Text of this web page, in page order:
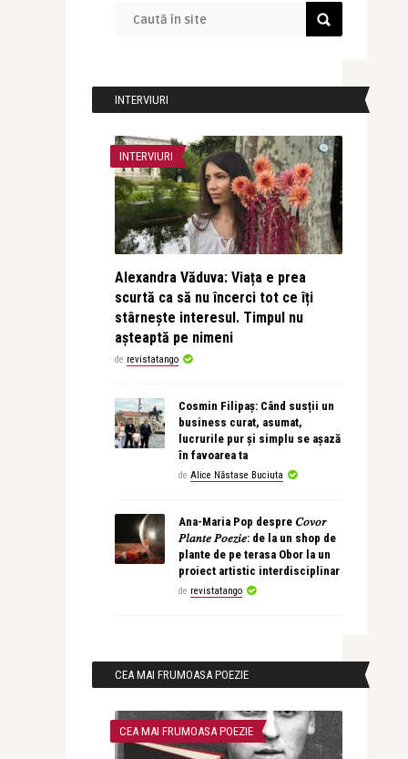
INTERVIURI
INTERVIURI
Alexandra Văduva: Viața e prea
scurtă ca să nu încerci tot ce îți
stârnește interesul. Timpul nu
așteaptă pe nimeni
de revistatango
Cosmin Filipaș: Când susții un
business curat, asumat,
lucrurile pur și simplu se așază
în favoarea ta
de Alice Năstase Buciuta
Ana-Maria Pop despre 𝐶𝑜𝑣𝑜𝑟
𝑃𝑙𝑎𝑛𝑡𝑒 𝑃𝑜𝑒𝑧𝑖𝑒: de la un shop de
plante de pe terasa Obor la un
proiect artistic interdisciplinar
de revistatango
CEA MAI FRUMOASA POEZIE
CEA MAI FRUMOASA POEZIE